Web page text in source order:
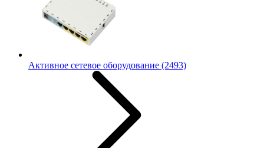
Активное сетевое оборудование (2493)